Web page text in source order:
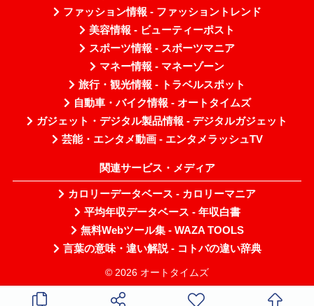
ファッション情報 - ファッショントレンド
美容情報 - ビューティーポスト
スポーツ情報 - スポーツマニア
マネー情報 - マネーゾーン
旅行・観光情報 - トラベルスポット
自動車・バイク情報 - オートタイムズ
ガジェット・デジタル製品情報 - デジタルガジェット
芸能・エンタメ動画 - エンタメラッシュTV
関連サービス・メディア
カロリーデータベース - カロリーマニア
平均年収データベース - 年収白書
無料Webツール集 - WAZA TOOLS
言葉の意味・違い解説 - コトバの違い辞典
© 2026 オートタイムズ